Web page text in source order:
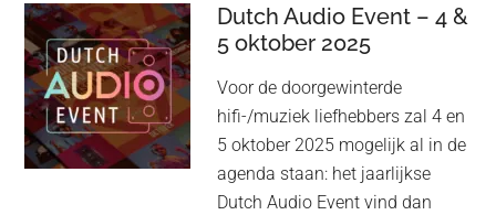
kondigt
Beo
Grace
aan:
high-
end
earbuds
Dutch Audio Event – 4 &
5 oktober 2025
Voor de doorgewinterde
hifi-/muziek liefhebbers zal 4 en
5 oktober 2025 mogelijk al in de
agenda staan: het jaarlijkse
Dutch Audio Event vind dan